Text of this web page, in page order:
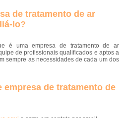
de tratamento de ar
lo?
é uma empresa de tratamento de ar
de profissionais qualificados e aptos a
sempre as necessidades de cada um dos
empresa de tratamento de